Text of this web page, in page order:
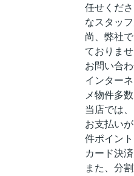
任せくだ
なスタッ
尚、弊社
ておりませ
お問い合
インター
メ物件多
当店では
お支払い
件ポイン
カード決
また、分